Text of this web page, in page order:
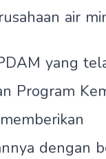
air
yang
Program
dengan